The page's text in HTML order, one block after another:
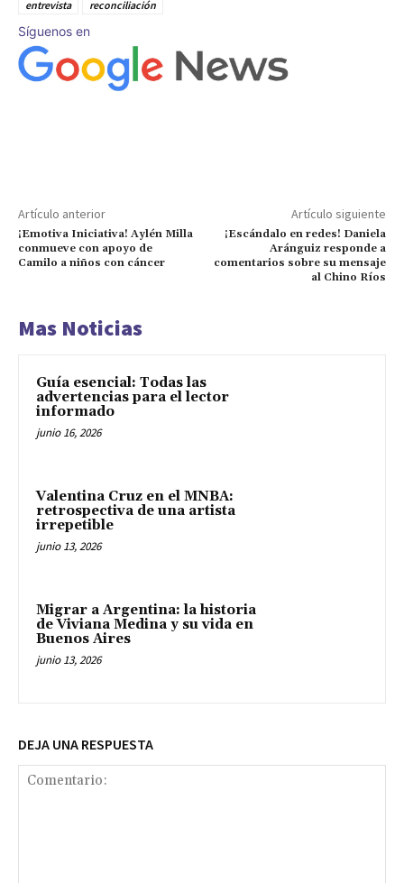
entrevista reconciliación
Síguenos en
Artículo anterior
¡Emotiva Iniciativa! Aylén Milla
conmueve con apoyo de
Camilo a niños con cáncer
Artículo siguiente
¡Escándalo en redes! Daniela
Aránguiz responde a
comentarios sobre su mensaje
al Chino Ríos
Mas Noticias
Guía esencial: Todas las
advertencias para el lector
informado
junio 16, 2026
Valentina Cruz en el MNBA:
retrospectiva de una artista
irrepetible
junio 13, 2026
Migrar a Argentina: la historia
de Viviana Medina y su vida en
Buenos Aires
junio 13, 2026
DEJA UNA RESPUESTA